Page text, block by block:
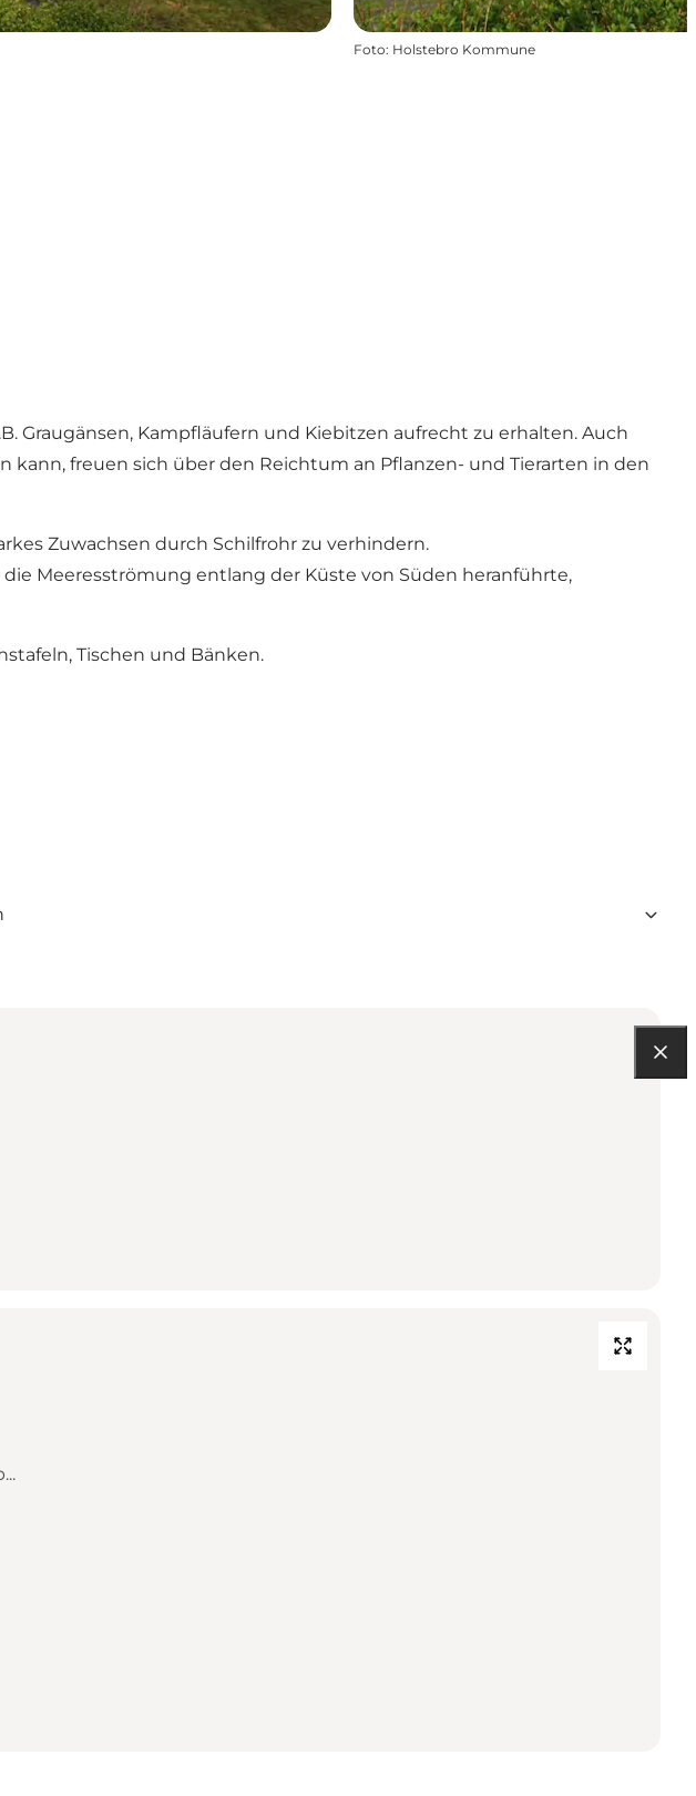
Foto: Holstebro Kommune
Graugänsen, Kampfläufern und Kiebitzen aufrecht zu erhalten. Auch
freuen sich über den Reichtum an Pflanzen- und Tierarten in den
Zuwachsen durch Schilfrohr zu verhindern.
Meeresströmung entlang der Küste von Süden heranführte,
Tischen und Bänken.